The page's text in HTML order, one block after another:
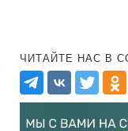
ЧИТАЙТЕ НАС В